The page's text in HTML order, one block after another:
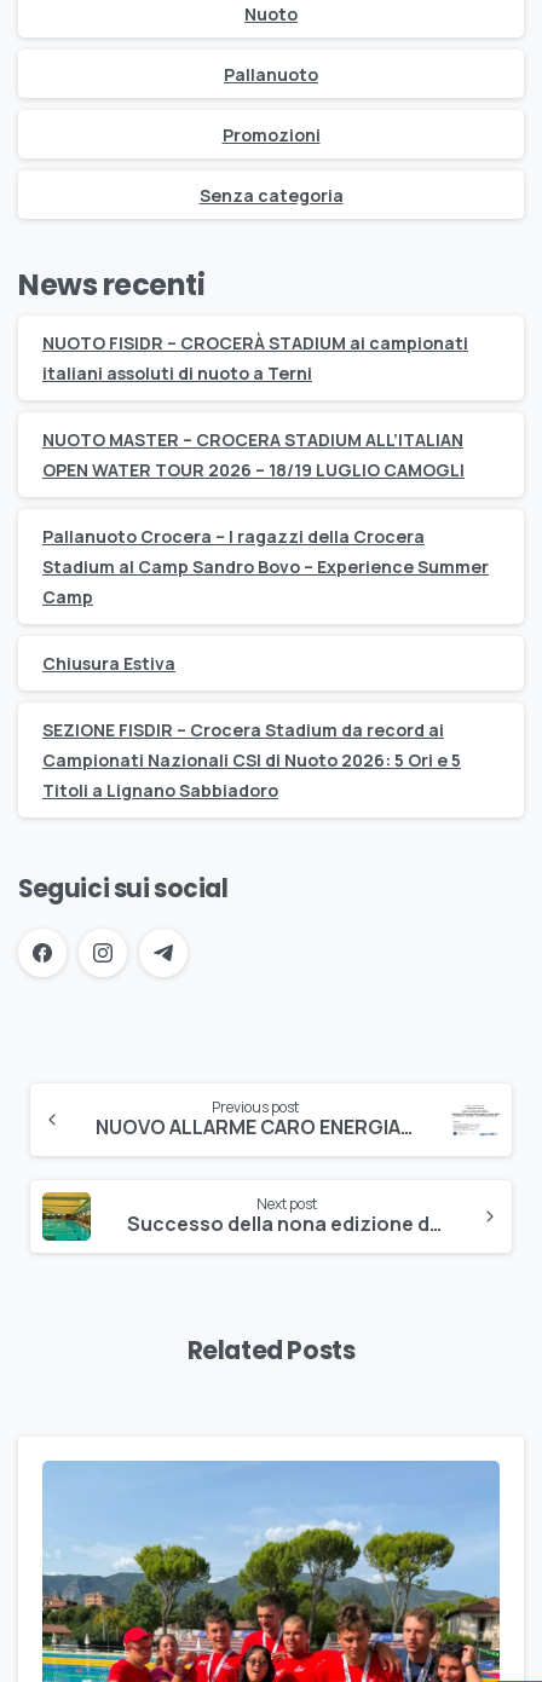
Nuoto
Pallanuoto
Promozioni
Senza categoria
News recenti
NUOTO FISIDR – CROCERÀ STADIUM ai campionati
italiani assoluti di nuoto a Terni
NUOTO MASTER – CROCERA STADIUM ALL’ITALIAN
OPEN WATER TOUR 2026 – 18/19 LUGLIO CAMOGLI
Pallanuoto Crocera – I ragazzi della Crocera
Stadium al Camp Sandro Bovo – Experience Summer
Camp
Chiusura Estiva
SEZIONE FISDIR – Crocera Stadium da record ai
Campionati Nazionali CSI di Nuoto 2026: 5 Ori e 5
Titoli a Lignano Sabbiadoro
Seguici sui social
Reading
Previous post
NUOVO ALLARME CARO ENERGIA: GLI IMPIANTI SPORTIVI NATATORI DI GENOVA E DELLA LIGURIA RISCHIANO LA CHIUSURA
Next post
Successo della nona edizione del Trofeo “CSI” FISDIR
Related Posts